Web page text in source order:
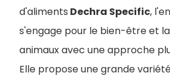
d'aliments Dechra Specific,
s'engage pour le bien-être et
animaux avec une approche
Elle propose une grande